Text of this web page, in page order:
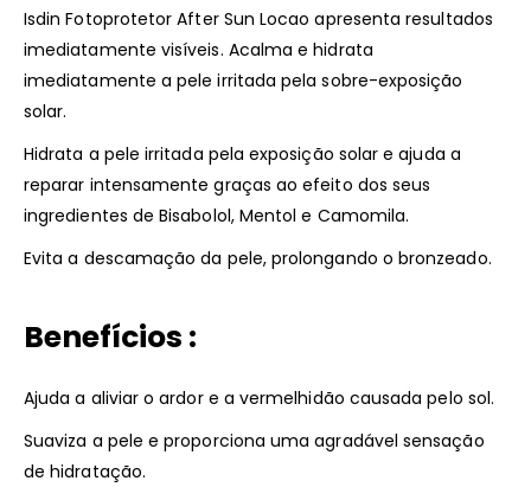
Isdin Fotoprotetor After Sun Locao apresenta resultados
imediatamente visíveis. Acalma e hidrata
imediatamente a pele irritada pela sobre-exposição
solar.
Hidrata a pele irritada pela exposição solar e ajuda a
reparar intensamente graças ao efeito dos seus
ingredientes de Bisabolol, Mentol e Camomila.
Evita a descamação da pele, prolongando o bronzeado.
Benefícios :
Ajuda a aliviar o ardor e a vermelhidão causada pelo sol.
Suaviza a pele e proporciona uma agradável sensação
de hidratação.